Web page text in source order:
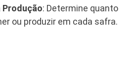
: Determine quanto
ou produzir em cada safra.